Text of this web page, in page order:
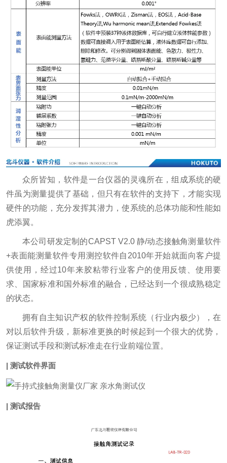
众所皆知，软件是一台仪器的灵魂所在，组成系统的硬
件虽为测量提供了基础，但只有在软件的支持下，才能实现
硬件的功能，充分发挥其潜力，使系统的总体功能和性能如
虎添翼。
本公司研发定制的CAPST V2.0 静/动态接触角测量软件
+表面能测量软件专用测控软件自2010年开始就面向客户提
供使用，经过10年来胶粘带行业客户的使用反馈、使用要
求、国家标准和国外标准的融合，已经达到一个很成熟稳定
的状态。
拥有自主知识产权的软件控制系统（行业内极少），在
对以后软件升级，新标准更换的时候起到一个很大的优势，
保证测试手段和测试标准走在行业前端位置。
| 测试软件界面
| 测试报告